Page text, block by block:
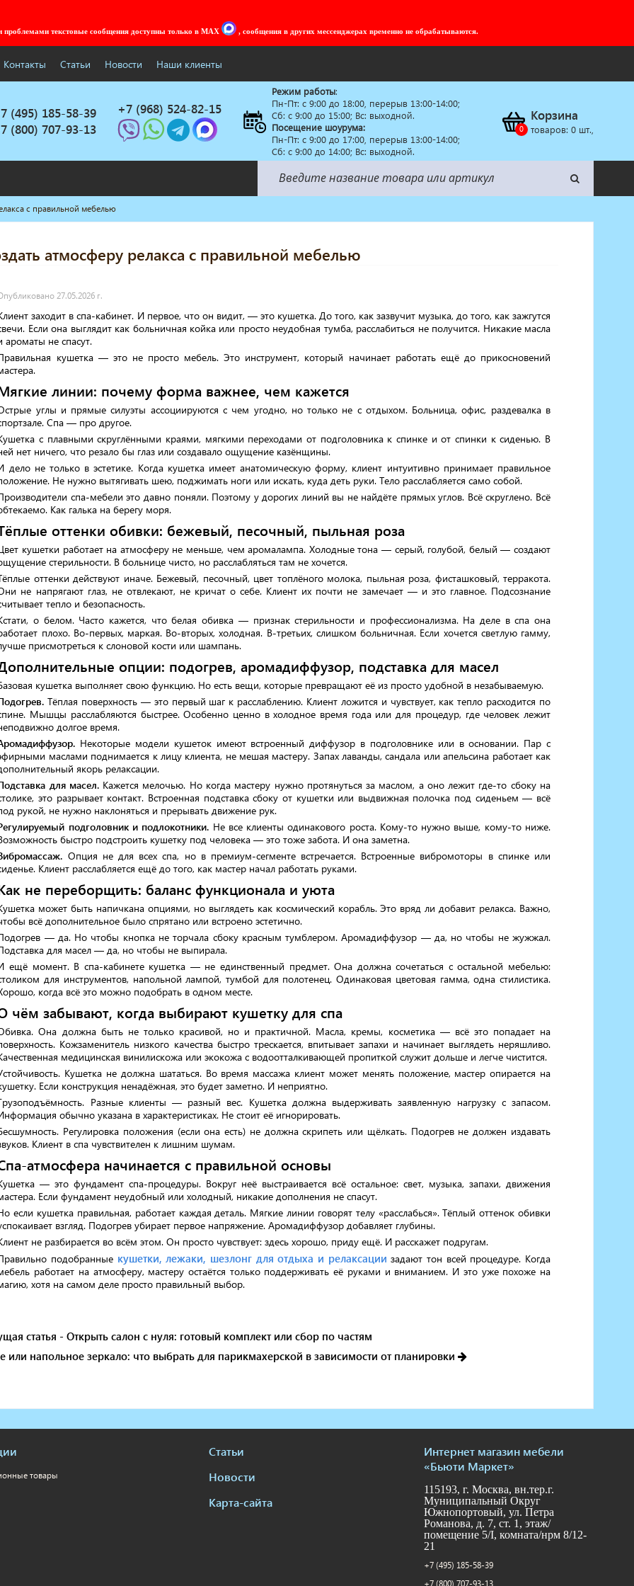
проблемами текстовые сообщения доступны только в MAX , сообщения в других мессенджерах временно не обрабатываются.
Контакты Статьи Новости Наши клиенты
(495) 185-58-39
(800) 707-93-13
+7 (968) 524-82-15
Режим работы:
Пн-Пт: c 9:00 до 18:00, перерыв 13:00-14:00;
Сб: с 9:00 до 15:00; Вс: выходной.
Посещение шоурума:
Пн-Пт: c 9:00 до 17:00, перерыв 13:00-14:00;
Сб: с 9:00 до 14:00; Вс: выходной.
Корзина
товаров: 0шт.,
Солярии
Депиляция
Мебель в стиле Лофт
с правильной мебелью
атмосферу релакса с правильной мебелью
27.05.2026 г.
заходит в спа-кабинет. И первое, что он видит, — это кушетка. До того, как зазвучит музыка, до того, как зажгутся
Если она выглядит как больничная койка или просто неудобная тумба, расслабиться не получится. Никакие масла
ароматы не спасут.
кушетка — это не просто мебель. Это инструмент, который начинает работать ещё до прикосновений
линии: почему форма важнее, чем кажется
углы и прямые силуэты ассоциируются с чем угодно, но только не с отдыхом. Больница, офис, раздевалка в
Спа — про другое.
с плавными скруглёнными краями, мягкими переходами от подголовника к спинке и от спинки к сиденью. В
нет ничего, что резало бы глаз или создавало ощущение казёнщины.
дело не только в эстетике. Когда кушетка имеет анатомическую форму, клиент интуитивно принимает правильное
Не нужно вытягивать шею, поджимать ноги или искать, куда деть руки. Тело расслабляется само собой.
спа-мебели это давно поняли. Поэтому у дорогих линий вы не найдёте прямых углов. Всё скруглено. Всё
Как галька на берегу моря.
оттенки обивки: бежевый, песочный, пыльная роза
кушетки работает на атмосферу не меньше, чем аромалампа. Холодные тона — серый, голубой, белый — создают
стерильности. В больнице чисто, но расслабляться там не хочется.
оттенки действуют иначе. Бежевый, песочный, цвет топлёного молока, пыльная роза, фисташковый, терракота.
не напрягают глаз, не отвлекают, не кричат о себе. Клиент их почти не замечает — и это главное. Подсознание
тепло и безопасность.
о белом. Часто кажется, что белая обивка — признак стерильности и профессионализма. На деле в спа она
плохо. Во-первых, маркая. Во-вторых, холодная. В-третьих, слишком больничная. Если хочется светлую гамму,
присмотреться к слоновой кости или шампань.
опции: подогрев, аромадиффузор, подставка для масел
кушетка выполняет свою функцию. Но есть вещи, которые превращают её из просто удобной в незабываемую.
Тёплая поверхность — это первый шаг к расслаблению. Клиент ложится и чувствует, как тепло расходится по
Мышцы расслабляются быстрее. Особенно ценно в холодное время года или для процедур, где человек лежит
долгое время.
Некоторые модели кушеток имеют встроенный диффузор в подголовнике или в основании. Пар с
маслами поднимается к лицу клиента, не мешая мастеру. Запах лаванды, сандала или апельсина работает как
якорь релаксации.
для масел.Кажется мелочью. Но когда мастеру нужно протянуться за маслом, а оно лежит где-то сбоку на
это разрывает контакт. Встроенная подставка сбоку от кушетки или выдвижная полочка под сиденьем — всё
рукой, не нужно наклоняться и прерывать движение рук.
подголовник и подлокотники. Не все клиенты одинакового роста. Кому-то нужно выше, кому-то ниже.
быстро подстроить кушетку под человека — это тоже забота. И она заметна.
Опция не для всех спа, но в премиум-сегменте встречается. Встроенные вибромоторы в спинке или
Клиент расслабляется ещё до того, как мастер начал работать руками.
не переборщить: баланс функционала и уюта
может быть напичкана опциями, но выглядеть как космический корабль. Это вряд ли добавит релакса. Важно,
всё дополнительное было спрятано или встроено эстетично.
— да. Но чтобы кнопка не торчала сбоку красным тумблером. Аромадиффузор — да, но чтобы не жужжал.
для масел — да, но чтобы не выпирала.
ещё момент. В спа-кабинете кушетка — не единственный предмет. Она должна сочетаться с остальной мебелью:
для инструментов, напольной лампой, тумбой для полотенец. Одинаковая цветовая гамма, одна стилистика.
когда всё это можно подобрать в одном месте.
чём забывают, когда выбирают кушетку для спа
Она должна быть не только красивой, но и практичной. Масла, кремы, косметика — всё это попадает на
Кожзаменитель низкого качества быстро трескается, впитывает запахи и начинает выглядеть неряшливо.
медицинская винилискожа или экокожа с водоотталкивающей пропиткой служит дольше и легче чистится.
Кушетка не должна шататься. Во время массажа клиент может менять положение, мастер опирается на
Если конструкция ненадёжная, это будет заметно. И неприятно.
Разные клиенты — разный вес. Кушетка должна выдерживать заявленную нагрузку с запасом.
обычно указана в характеристиках. Не стоит её игнорировать.
Регулировка положения (если она есть) не должна скрипеть или щёлкать. Подогрев не должен издавать
Клиент в спа чувствителен к лишним шумам.
атмосфера начинается с правильной основы
— это фундамент спа-процедуры. Вокруг неё выстраивается всё остальное: свет, музыка, запахи, движения
Если фундамент неудобный или холодный, никакие дополнения не спасут.
если кушетка правильная, работает каждая деталь. Мягкие линии говорят телу «расслабься». Тёплый оттенок обивки
взгляд. Подогрев убирает первое напряжение. Аромадиффузор добавляет глубины.
не разбирается во всём этом. Он просто чувствует: здесь хорошо, приду ещё. И расскажет подругам.
подобранные кушетки, лежаки, шезлонг для отдыха и релаксации задают тон всей процедуре. Когда
работает на атмосферу, мастеру остаётся только поддерживать её руками и вниманием. И это уже похоже на
хотя на самом деле просто правильный выбор.
статья - Открыть салон с нуля: готовый комплект или сбор по частям
или напольное зеркало: что выбрать для парикмахерской в зависимости от планировки
товары
Статьи
Новости
Карта-сайта
Интернет магазин мебели
«Бьюти Маркет»
115193, г. Москва, вн.тер.г.
Муниципальный Округ
Южнопортовый, ул. Петра
Романова, д. 7, ст. 1, этаж/
помещение 5/I, комната/нрм 8/12-
21
+7 (495) 185-58-39
+7 (800) 707-93-13